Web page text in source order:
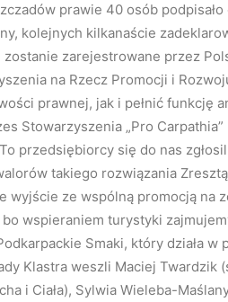
prawie 40 osób
kolejnych kilkanaście
zarejestrowane przez
na Rzecz Promocji i
prawnej, jak i pełnić funkcję
Stowarzyszenia „Pro
przedsiębiorcy się do nas
takiego rozwiązania
wyjście ze wspólną promocją na
wspieraniem turystyki
Smaki, który działa w
Klastra weszli Maciej Twardzik
i Ciała), Sylwia Wieleba-